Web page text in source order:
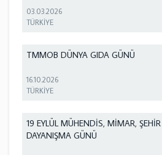
03.03.2026
TÜRKİYE
TMMOB DÜNYA GIDA GÜNÜ
16.10.2026
TÜRKİYE
19 EYLÜL MÜHENDİS, MİMAR,
DAYANIŞMA GÜNÜ